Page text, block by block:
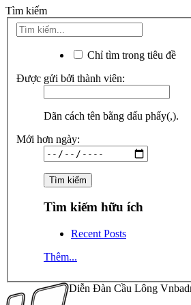
Tìm kiếm
Chỉ tìm trong tiêu đề
Được gửi bởi thành viên:
Dãn cách tên bằng dấu phẩy(,).
Mới hơn ngày:
Tìm kiếm hữu ích
Recent Posts
Thêm...
Diễn Đàn Cầu Lông